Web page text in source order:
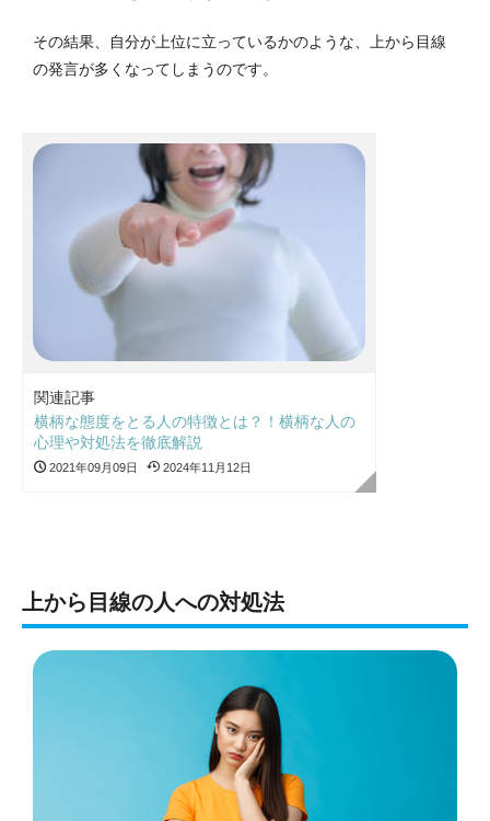
その結果、自分が上位に立っているかのような、上から目線
の発言が多くなってしまうのです。
関連記事
横柄な態度をとる人の特徴とは？！横柄な人の
心理や対処法を徹底解説
2021年09月09日 2024年11月12日
上から目線の人への対処法